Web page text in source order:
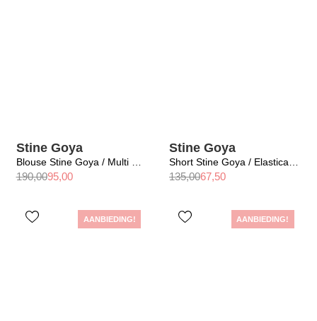
Stine Goya
190,0095,00
Stine Goya
135,0067,50
AANBIEDING! AANBIEDING!